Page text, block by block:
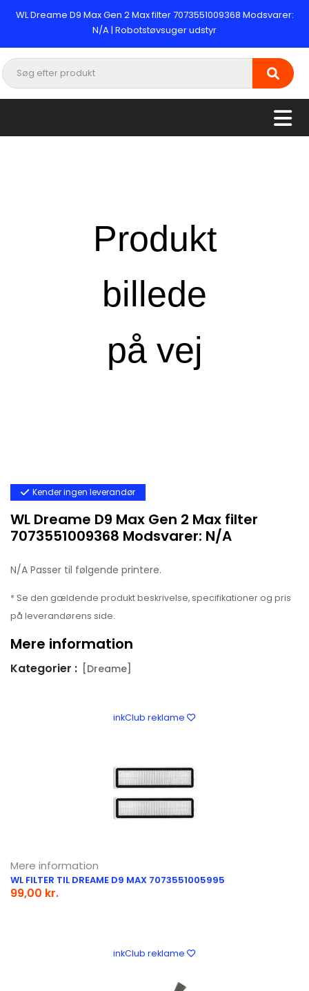
WL Dreame D9 Max Gen 2 Max filter 7073551009368 Modsvarer:
N/A | Robotstøvsuger udstyr
Kender ingen leverandør
WL Dreame D9 Max Gen 2 Max filter
7073551009368 Modsvarer: N/A
N/A Passer til følgende printere.
* Se den gældende produkt beskrivelse, specifikationer og pris
på leverandørens side.
Mere information
Kategorier : [Dreame]
inkClub reklame
Mere information
WL FILTER TIL DREAME D9 MAX 7073551005995
99,00 kr.
inkClub reklame